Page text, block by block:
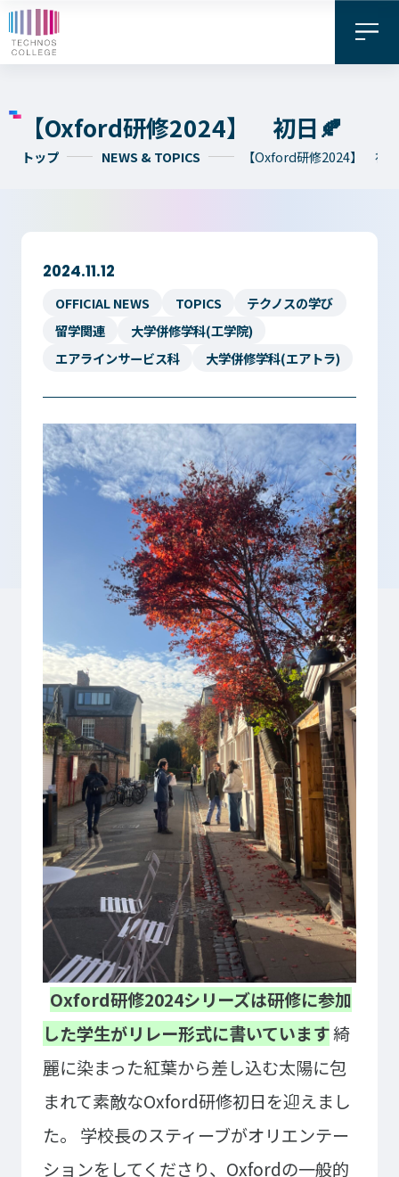
WEB出願 お問い合わせ
デジタル
入学検討中の
皆さまへ
外国人留学生の
皆さまへ
保護者の
皆さまへ
在学生の
皆さまへ
卒業生の
皆さまへ
企業の
皆さまへ
地域の
皆さまへ
テクノスカレッジの学びの特長
卒後ビジョン
4つの学びのプラン
大学コース
TECHNOSゼミ
グローバルラーニング
ビジネスパーク
学院のご紹介
建学の精神・学院長挨拶
教育方針
沿革（学院の歴史）
アクセス
動画で見るテクノスカレッ
ジ
学科一覧
WEBエントリー・WEB出願 情報公開・シラバス
東京工学院専門学校
コンサート・イベント科
音響芸術科
ミュージック科
建築学科
インテリアデザイン科
電気電子学科
【Oxford研修2024】 初日🍂
トップ NEWS & TOPICS 【Oxford研修2024】 初
2024.11.12
OFFICIAL NEWS TOPICS
テクノスの学び
留学関連
大学併修学科(工学院)
エアラインサービス科
大学併修学科(エアトラ)
Oxford研修2024シリーズは研修に参加
した学生がリレー形式に書いています綺
麗に染まった紅葉から差し込む太陽に包
まれて素敵なOxford研修初日を迎えまし
た。
学校長のスティーブがオリエンテー
ションをしてくださり、Oxfordの一般的